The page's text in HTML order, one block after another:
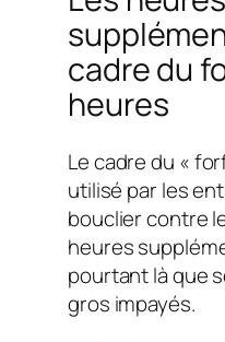
cadre du
heures
Le cadre du «
utilisé par les
bouclier contre
heures
pourtant là que
gros impayés.